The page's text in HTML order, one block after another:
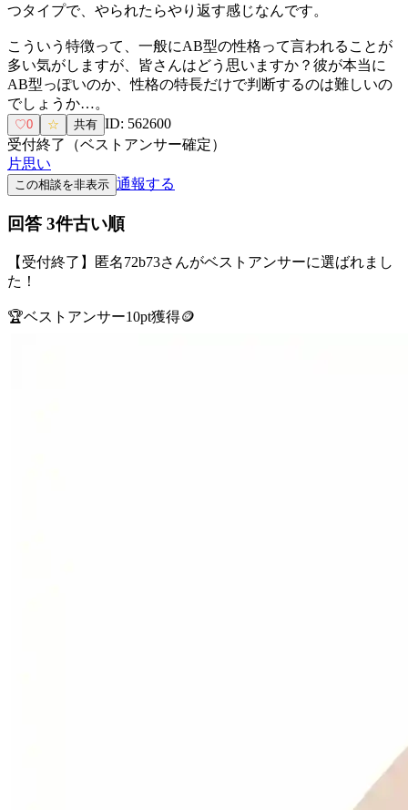
つタイプで、やられたらやり返す感じなんです。
こういう特徴って、一般にAB型の性格って言われることが
多い気がしますが、皆さんはどう思いますか？彼が本当に
AB型っぽいのか、性格の特長だけで判断するのは難しいの
でしょうか…。
♡0 ☆ 共有 ID: 562600
受付終了（ベストアンサー確定）
片思い
この相談を非表示 通報する
回答 3件古い順
【受付終了】 匿名72b73さんがベストアンサーに選ばれまし
た！
🏆ベストアンサー10pt獲得🪙